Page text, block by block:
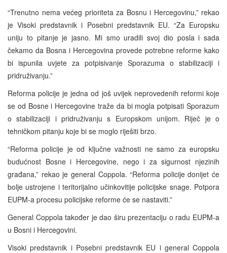
“Trenutno nema većeg prioriteta za Bosnu i Hercegovinu,” rekao
je Visoki predstavnik i Posebni predstavnik EU. “Za Europsku
uniju to pitanje je jasno. Mi smo uradili svoj dio posla i sada
čekamo da Bosna i Hercegovina provede potrebne reforme kako
bi ispunila uvjete za potpisivanje Sporazuma o stabilizaciji i
pridruživanju.”
Reforma policije je jedna od još uvijek neprovedenih reformi koje
se od Bosne i Hercegovine traže da bi mogla potpisati Sporazum
o stabilizaciji i pridruživanju s Europskom unijom. Riječ je o
tehničkom pitanju koje bi se moglo riješiti brzo.
“Reforma policije je od ključne važnosti ne samo za europsku
budućnost Bosne i Hercegovine, nego i za sigurnost njezinih
građana,” rekao je general Coppola. “Reforma policije donijet će
bolje ustrojene i teritorijalno učinkovitije policijske snage. Potpora
EUPM-a procesu policijske reforme će se nastaviti.”
General Coppola također je dao širu prezentaciju o radu EUPM-a
u Bosni i Hercegovini.
Visoki predstavnik i Posebni predstavnik EU i general Coppola